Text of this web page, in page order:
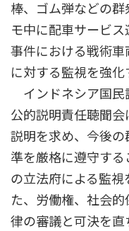
棒、ゴム弾などの
モ中に配車サービ
事件における戦術
に対する監視を強化
インドネシア国民
公的説明責任聴聞
説明を求め、今後
準を厳格に遵守す
の立法府による監
た、労働権、社会
律の審議と可決を